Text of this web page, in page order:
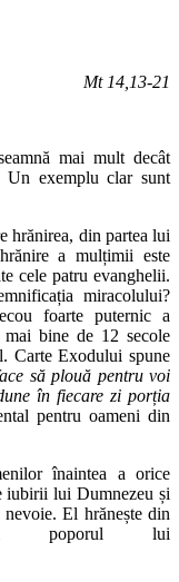
Mt 14,13-21
mai mult decât
Un exemplu clar sunt
hrănirea, din partea lui
a mulțimii este
cele patru evanghelii.
miracolului?
foarte puternic a
bine de 12 secole
Carte Exodului spune
să plouă pentru voi
în fiecare zi porția
pentru oameni din
înaintea a orice
iubirii lui Dumnezeu și
El hrănește din
poporul lui